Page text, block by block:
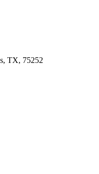
TX, 75252